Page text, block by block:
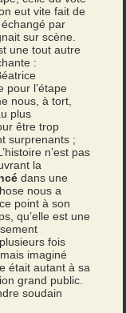
eut vite fait de
par
sur scène.
une tout autre
:
pour l’étape
nous, à tort,
plus
être trop
surprenants ;
n’est pas
la
dans une
nous a
point à son
qu’elle est une
fois
imaginé
était autant à sa
grand public.
soudain